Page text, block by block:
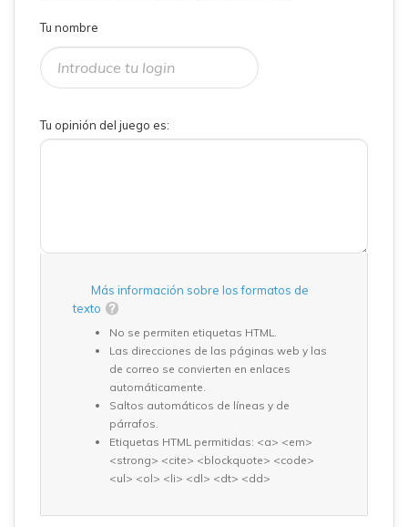
Tu nombre
Tu opinión del juego es:
Más información sobre los formatos de
texto
No se permiten etiquetas HTML.
Las direcciones de las páginas web y las
de correo se convierten en enlaces
automáticamente.
Saltos automáticos de líneas y de
párrafos.
Etiquetas HTML permitidas: <a> <em>
<strong> <cite> <blockquote> <code>
<ul> <ol> <li> <dl> <dt> <dd>